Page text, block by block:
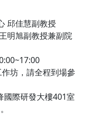
邱佳慧副教授
旭副教授兼副院
坊，請全程到場參
際研發大樓401室